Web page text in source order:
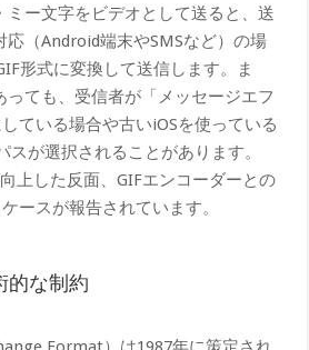
ミー文字をビデオとして送ると、送
（Android端末やSMSなど）の場
形式に変換して送信します。ま
ても、受信者が「メッセージエフ
ている場合や古いiOSを使っている
スが選択されることがあります。
上した反面、GIFエンコーダーとの
ースが報告されています。
的な制約